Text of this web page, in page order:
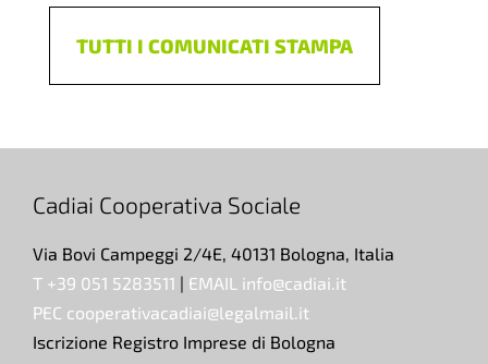
TUTTI I COMUNICATI STAMPA
Cadiai Cooperativa Sociale
Via Bovi Campeggi 2/4E, 40131 Bologna, Italia
T +39 051 5283511 | EMAIL info@cadiai.it
PEC cooperativacadiai@legalmail.it
Iscrizione Registro Imprese di Bologna